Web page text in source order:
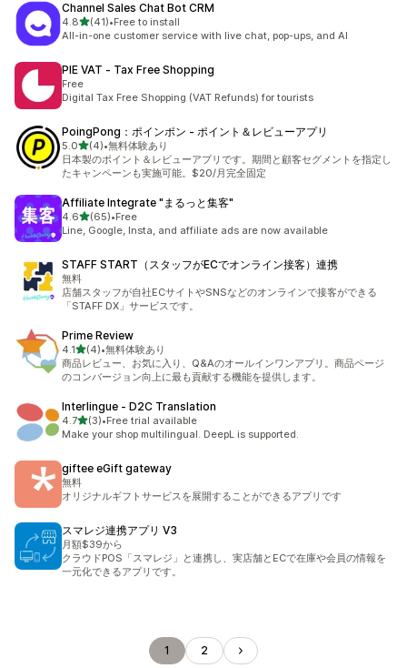
Channel Sales Chat Bot CRM
4.8out of 5 stars
(41)
41 total reviews
•Free to install
All-in-one customer service with live chat, pop-ups, and AI
PIE VAT ‑ Tax Free Shopping
Free
Digital Tax Free Shopping (VAT Refunds) for tourists
PoingPong：ポインポン ‑ ポイント＆レビューアプリ
5.0out of 5 stars
(4)
4 total reviews
•無料体験あり
日本製のポイント＆レビューアプリです。期間と顧客セグメントを指定し
たキャンペーンも実施可能。$20/月完全固定
Affiliate Integrate "まるっと集客"
4.6out of 5 stars
(65)
65 total reviews
•Free
Line, Google, Insta, and affiliate ads are now available
STAFF START（スタッフがECでオンライン接客）連携
無料
店舗スタッフが自社ECサイトやSNSなどのオンラインで接客ができる
「STAFF DX」サービスです。
Prime Review
4.1out of 5 stars
(4)
4 total reviews
•無料体験あり
商品レビュー、お気に入り、Q&Aのオールインワンアプリ。商品ページ
のコンバージョン向上に最も貢献する機能を提供します。
Interlingue ‑ D2C Translation
4.7out of 5 stars
(3)
3 total reviews
•Free trial available
Make your shop multilingual. DeepL is supported.
giftee eGift gateway
無料
オリジナルギフトサービスを展開することができるアプリです
スマレジ連携アプリ V3
月額$39から
クラウドPOS「スマレジ」と連携し、実店舗とECで在庫や会員の情報を
一元化できるアプリです。
1 2